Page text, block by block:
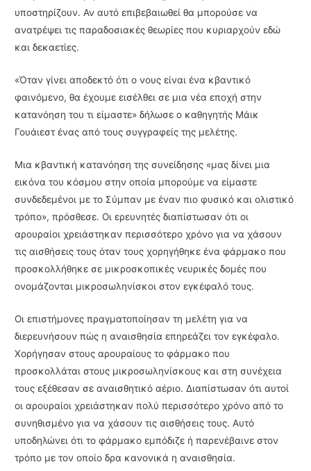
υποστηρίζουν. Αν αυτό επιβεβαιωθεί θα μπορούσε να
ανατρέψει τις παραδοσιακές θεωρίες που κυριαρχούν εδώ
και δεκαετίες.
«Όταν γίνει αποδεκτό ότι ο νους είναι ένα κβαντικό
φαινόμενο, θα έχουμε εισέλθει σε μια νέα εποχή στην
κατανόηση του τι είμαστε» δήλωσε ο καθηγητής Μάικ
Γουάιεστ ένας από τους συγγραφείς της μελέτης.
Μια κβαντική κατανόηση της συνείδησης «μας δίνει μια
εικόνα του κόσμου στην οποία μπορούμε να είμαστε
συνδεδεμένοι με το Σύμπαν με έναν πιο φυσικό και ολιστικό
τρόπο», πρόσθεσε. Οι ερευνητές διαπίστωσαν ότι οι
αρουραίοι χρειάστηκαν περισσότερο χρόνο για να χάσουν
τις αισθήσεις τους όταν τους χορηγήθηκε ένα φάρμακο που
προσκολλήθηκε σε μικροσκοπικές νευρικές δομές που
ονομάζονται μικροσωληνίσκοι στον εγκέφαλό τους.
Οι επιστήμονες πραγματοποίησαν τη μελέτη για να
διερευνήσουν πώς η αναισθησία επηρεάζει τον εγκέφαλο.
Χορήγησαν στους αρουραίους το φάρμακο που
προσκολλάται στους μικροσωληνίσκους και στη συνέχεια
τους εξέθεσαν σε αναισθητικό αέριο. Διαπίστωσαν ότι αυτοί
οι αρουραίοι χρειάστηκαν πολύ περισσότερο χρόνο από το
συνηθισμένο για να χάσουν τις αισθήσεις τους. Αυτό
υποδηλώνει ότι το φάρμακο εμπόδιζε ή παρενέβαινε στον
τρόπο με τον οποίο δρα κανονικά η αναισθησία.